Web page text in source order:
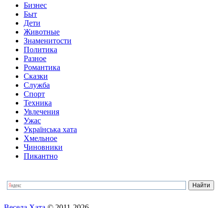
Бизнес
Быт
Дети
Животные
Знаменитости
Политика
Разное
Романтика
Сказки
Служба
Спорт
Техника
Увлечения
Ужас
Українська хата
Хмельное
Чиновники
Пикантно